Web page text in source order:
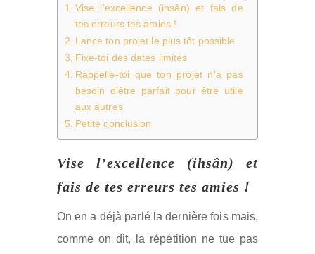
Vise l’excellence (ihsân) et fais de
tes erreurs tes amies !
Lance ton projet le plus tôt possible
Fixe-toi des dates limites
Rappelle-toi que ton projet n’a pas
besoin d’être parfait pour être utile
aux autres
Petite conclusion
Vise l’excellence (ihsân) et
fais de tes erreurs tes amies !
On en a déjà parlé la dernière fois mais,
comme on dit, la répétition ne tue pas